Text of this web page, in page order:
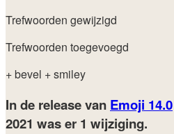
Trefwoorden gewijzigd
Trefwoorden toegevoegd
+ bevel + smiley
In de release van Emoji 14.0
2021 was er 1 wijziging.